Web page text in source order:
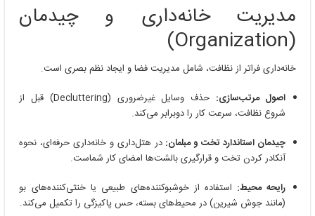
مدیریت خانه‌داری و چیدمان
(Organization)
خانه‌داری فراتر از نظافت، شامل مدیریت فضا و ایجاد نظم بصری است.
اصول مرتب‌سازی:
حذف وسایل غیرضروری (Decluttering) قبل از
شروع نظافت، سرعت کار را دوبرابر می‌کند.
چیدمان استاندارد تخت و مبلمان: در هتل‌داری و خانه‌داری حرفه‌ای، نحوه
آنکادر کردن تخت و قرارگیری بالشت‌ها امضای کار شماست.
رایحه محیط: استفاده از خوشبوکننده‌های طبیعی یا خنثی‌کننده‌های بو
(مانند جوش شیرین) در محیط‌های بسته، حس پاکیزگی را تکمیل می‌کند.